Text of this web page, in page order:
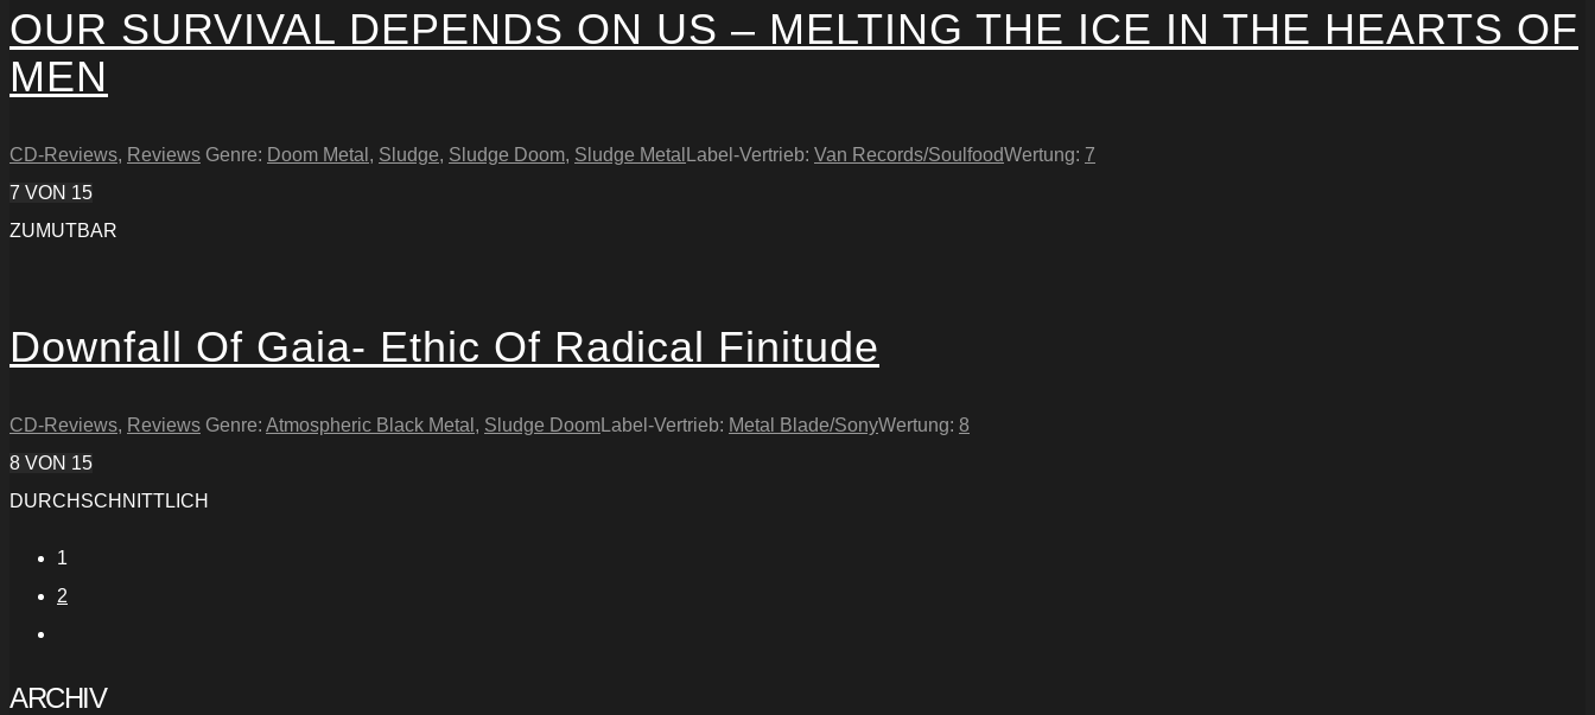
OUR SURVIVAL DEPENDS ON US – MELTING THE ICE IN THE HEARTS OF
MEN
CD-Reviews, Reviews Genre: Doom Metal , Sludge, Sludge Doom, Sludge Metal Label-Vertrieb: Van Records/SoulfoodWertung: 7
7 VON 15
ZUMUTBAR
Downfall Of Gaia- Ethic Of Radical Finitude
CD-Reviews, Reviews Genre: Atmospheric Black Metal , Sludge DoomLabel-Vertrieb: Metal Blade/SonyWertung: 8
8 VON 15
DURCHSCHNITTLICH
1
2
ARCHIV